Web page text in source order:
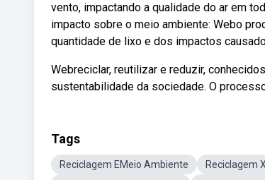
vento, impactando a qualidade do ar em
impacto sobre o meio ambiente: Webo
quantidade de lixo e dos impactos
Webreciclar, reutilizar e reduzir,
sustentabilidade da sociedade. O
Tags
Reciclagem EMeio Ambiente Reciclagem